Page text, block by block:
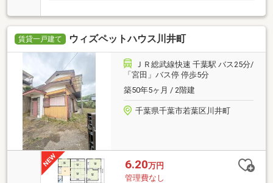
賃貸一戸建て ウィズペットハウス川井町
ＪＲ総武線快速 千葉駅 バス25分/
「宮田」バス停 停歩5分
築50年5ヶ月 / 2階建
千葉県千葉市若葉区川井町
6.20万円
管理費なし